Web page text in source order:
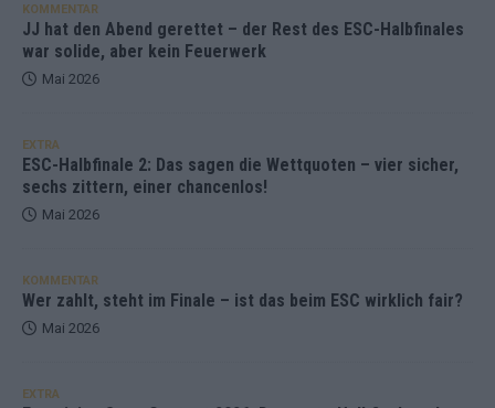
KOMMENTAR
JJ hat den Abend gerettet – der Rest des ESC-Halbfinales
war solide, aber kein Feuerwerk
Mai 2026
EXTRA
ESC-Halbfinale 2: Das sagen die Wettquoten – vier sicher,
sechs zittern, einer chancenlos!
Mai 2026
KOMMENTAR
Wer zahlt, steht im Finale – ist das beim ESC wirklich fair?
Mai 2026
EXTRA